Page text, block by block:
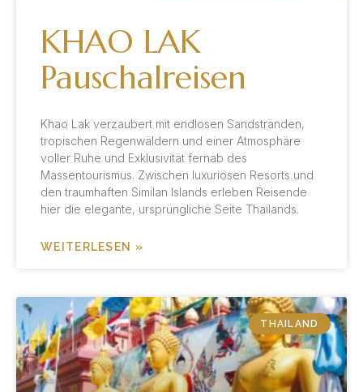
KHAO LAK
Pauschalreisen
Khao Lak verzaubert mit endlosen Sandstränden,
tropischen Regenwäldern und einer Atmosphäre
voller Ruhe und Exklusivität fernab des
Massentourismus. Zwischen luxuriösen Resorts und
den traumhaften Similan Islands erleben Reisende
hier die elegante, ursprüngliche Seite Thailands.
WEITERLESEN »
THAILAND